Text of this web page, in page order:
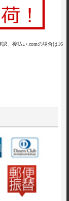
、後払い.comの場合は16